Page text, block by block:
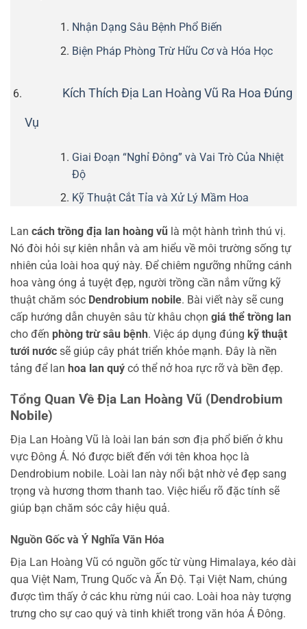
Nhận Dạng Sâu Bệnh Phổ Biến
Biện Pháp Phòng Trừ Hữu Cơ và Hóa Học
Kích Thích Địa Lan Hoàng Vũ Ra Hoa Đúng
Vụ
Giai Đoạn “Nghỉ Đông” và Vai Trò Của Nhiệt
Độ
Kỹ Thuật Cắt Tỉa và Xử Lý Mầm Hoa
Lan cách trồng địa lan hoàng vũ là một hành trình thú vị.
Nó đòi hỏi sự kiên nhẫn và am hiểu về môi trường sống tự
nhiên của loài hoa quý này. Để chiêm ngưỡng những cánh
hoa vàng óng ả tuyệt đẹp, người trồng cần nắm vững kỹ
thuật chăm sóc Dendrobium nobile. Bài viết này sẽ cung
cấp hướng dẫn chuyên sâu từ khâu chọn giá thể trồng lan
cho đến phòng trừ sâu bệnh. Việc áp dụng đúng kỹ thuật
tưới nước sẽ giúp cây phát triển khỏe mạnh. Đây là nền
tảng để lan hoa lan quý có thể nở hoa rực rỡ và bền đẹp.
Tổng Quan Về Địa Lan Hoàng Vũ (Dendrobium
Nobile)
Địa Lan Hoàng Vũ là loài lan bán sơn địa phổ biến ở khu
vực Đông Á. Nó được biết đến với tên khoa học là
Dendrobium nobile. Loài lan này nổi bật nhờ vẻ đẹp sang
trọng và hương thơm thanh tao. Việc hiểu rõ đặc tính sẽ
giúp bạn chăm sóc cây hiệu quả.
Nguồn Gốc và Ý Nghĩa Văn Hóa
Địa Lan Hoàng Vũ có nguồn gốc từ vùng Himalaya, kéo dài
qua Việt Nam, Trung Quốc và Ấn Độ. Tại Việt Nam, chúng
được tìm thấy ở các khu rừng núi cao. Loài hoa này tượng
trưng cho sự cao quý và tinh khiết trong văn hóa Á Đông.